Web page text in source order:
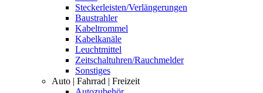
Steckerleisten/Verlängerungen
Baustrahler
Kabeltrommel
Kabelkanäle
Leuchtmittel
Zeitschaltuhren/Rauchmelder
Sonstiges
Auto | Fahrrad | Freizeit